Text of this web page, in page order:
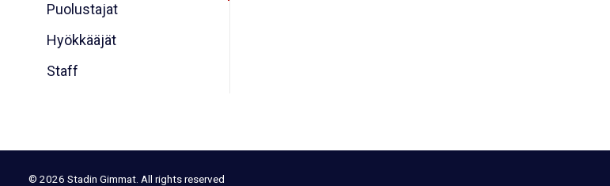
Puolustajat
Hyökkääjät
Staff
© 2026 Stadin Gimmat. All rights reserved